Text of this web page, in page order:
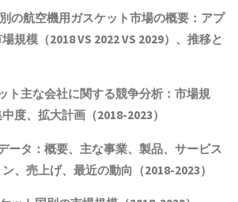
の航空機用ガスケット市場の概要：アプ
規模（2018 VS 2022 VS 2029）、推移と
主な会社に関する競争分析：市場規
度、拡大計画（2018-2023）
タ：概要、主な事業、製品、サービス
、売上げ、最近の動向（2018-2023）